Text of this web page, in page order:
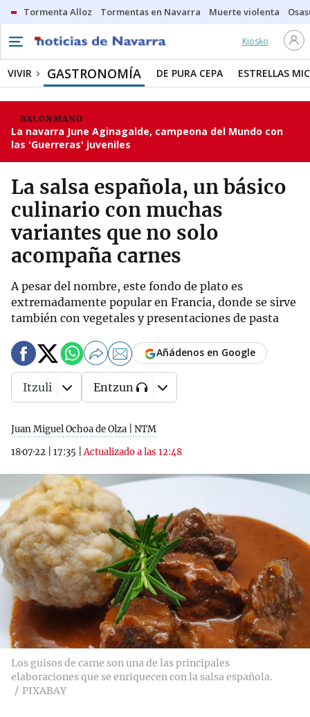
Tormenta Alloz Tormentas en Navarra Muerte violenta
Kiosko
VIVIR GASTRONOMÍA DE PURA CEPA ESTRELLAS
BALONMANO
La navarra June Aginagalde, campeona del Mundo con
las 'Guerreras' juveniles
La salsa española, un básico
culinario con muchas
variantes que no solo
acompaña carnes
A pesar del nombre, este fondo de plato es
extremadamente popular en Francia, donde se sirve
también con vegetales y presentaciones de pasta
Juan Miguel Ochoa de Olza | NTM
18·07·22
17:35 |Actualizado a las 12:48
Añádenos en Google
Itzuli Entzun
Los guisos de carne son una de las principales
elaboraciones que se enriquecen con la salsa española.
PIXABAY